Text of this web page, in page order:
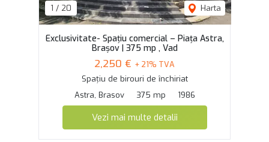
1 / 20 Harta
Exclusivitate- Spațiu comercial – Piața Astra,
Brașov | 375 mp , Vad
2,250 € + 21% TVA
Spațiu de birouri de închiriat
Astra, Brasov
375 mp 1986
Vezi mai multe detalii